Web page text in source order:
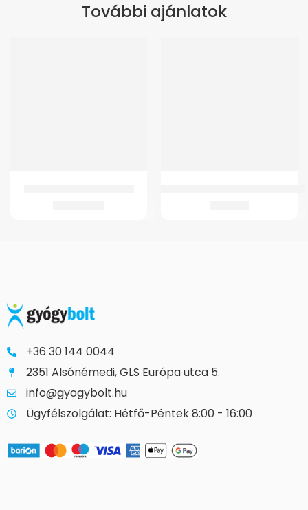
További ajánlatok
+36 30 144 0044
2351 Alsónémedi, GLS Európa utca 5.
info@gyogybolt.hu
Ügyfélszolgálat: Hétfő-Péntek 8:00 - 16:00